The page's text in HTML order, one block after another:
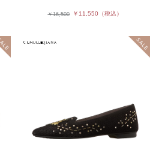
￥16,500 ￥11,550 （税込）